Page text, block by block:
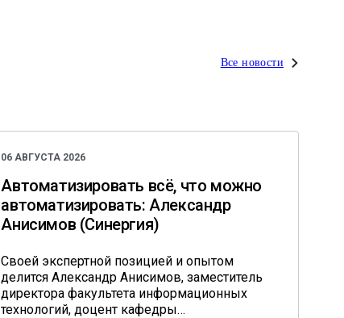
Все новости
06 АВГУСТА 2026
Автоматизировать всё, что можно
автоматизировать: Александр
Анисимов (Синергия)
Своей экспертной позицией и опытом
делится Александр Анисимов, заместитель
директора факультета информационных
технологий, доцент кафедры